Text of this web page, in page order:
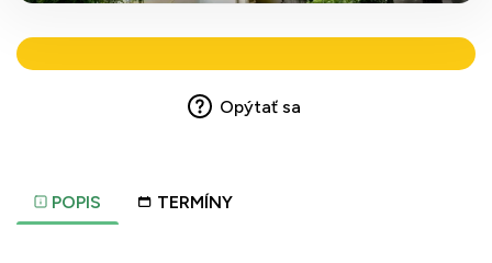
POPIS TERMÍNY
Opýtať sa